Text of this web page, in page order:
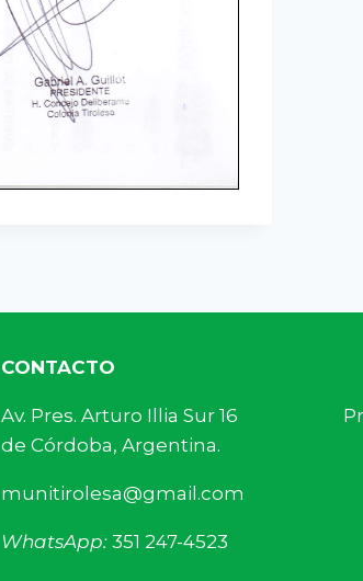
CONTACTO
Av. Pres. Arturo Illia Sur 16
de Córdoba, Argentina.
munitirolesa@gmail.com
WhatsApp:351 247-4523